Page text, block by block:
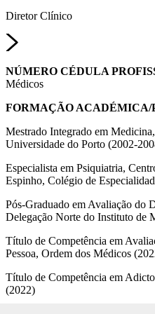
Diretor Clínico
NÚMERO CÉDULA
Médicos
FORMAÇÃO ACADÉMICA/
Mestrado Integrado em
Universidade do Porto (2002-
Especialista em Psiquiatria,
Espinho, Colégio de
Pós-Graduado em Avaliação do
Delegação Norte do Instituto de
Título de Competência em
Pessoa, Ordem dos Médicos
Título de Competência em
(2022)